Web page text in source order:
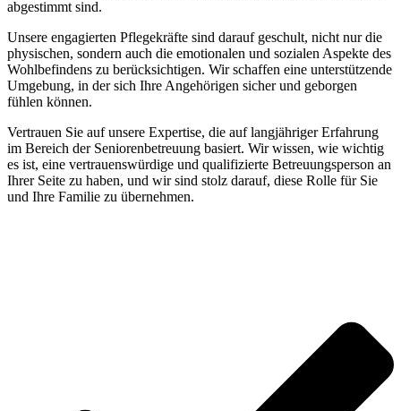
abgestimmt sind.
Unsere engagierten Pflegekräfte sind darauf geschult, nicht nur die
physischen, sondern auch die emotionalen und sozialen Aspekte des
Wohlbefindens zu berücksichtigen. Wir schaffen eine unterstützende
Umgebung, in der sich Ihre Angehörigen sicher und geborgen
fühlen können.
Vertrauen Sie auf unsere Expertise, die auf langjähriger Erfahrung
im Bereich der Seniorenbetreuung basiert. Wir wissen, wie wichtig
es ist, eine vertrauenswürdige und qualifizierte Betreuungsperson an
Ihrer Seite zu haben, und wir sind stolz darauf, diese Rolle für Sie
und Ihre Familie zu übernehmen.